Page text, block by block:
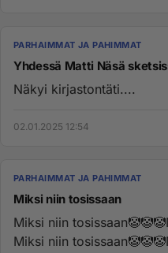
PARHAIMMAT JA PAHIMMAT
Yhdessä Matti Näsä
Näkyi kirjastontäti....
02.01.2025 12:54
PARHAIMMAT JA PAHIMMAT
Miksi niin tosissaan
Miksi niin
Miksi niin